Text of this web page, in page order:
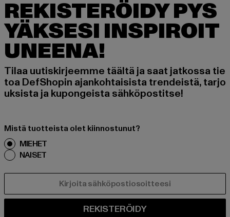
REKISTERÖIDY PYS
YÄKSESI INSPIROIT
UNEENA!
Tilaa uutiskirjeemme täältä ja saat jatkossa tie
toa DefShopin ajankohtaisista trendeistä, tarjo
uksista ja kupongeista sähköpostitse!
Mistä tuotteista olet kiinnostunut?
MIEHET
NAISET
REKISTERÖIDY